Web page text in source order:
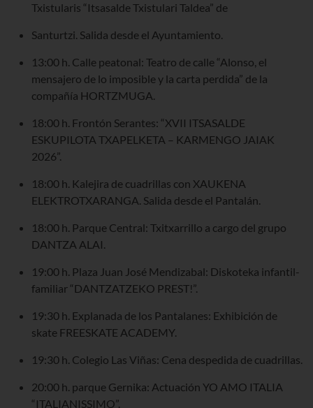
Txistularis “Itsasalde Txistulari Taldea” de
Santurtzi. Salida desde el Ayuntamiento.
13:00 h. Calle peatonal: Teatro de calle “Alonso, el
mensajero de lo imposible y la carta perdida” de la
compañía HORTZMUGA.
18:00 h. Frontón Serantes: “XVII ITSASALDE
ESKUPILOTA TXAPELKETA – KARMENGO JAIAK
2026”.
18:00 h. Kalejira de cuadrillas con XAUKENA
ELEKTROTXARANGA. Salida desde el Pantalán.
18:00 h. Parque Central: Txitxarrillo a cargo del grupo
DANTZA ALAI.
19:00 h. Plaza Juan José Mendizabal: Diskoteka infantil-
familiar “DANTZATZEKO PREST!”.
19:30 h. Explanada de los Pantalanes: Exhibición de
skate FREESKATE ACADEMY.
19:30 h. Colegio Las Viñas: Cena despedida de cuadrillas.
20:00 h. parque Gernika: Actuación YO AMO ITALIA
“ITALIANISSIMO”.